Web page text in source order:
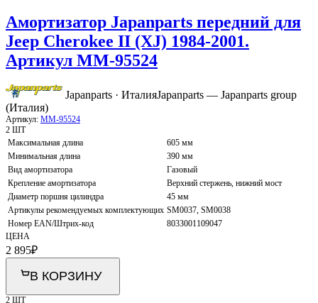
Амортизатор Japanparts передний для
Jeep Cherokee II (XJ) 1984-2001.
Артикул MM-95524
Japanparts · ИталияJapanparts — Japanparts group
(Италия)
Артикул: MM-95524
2 ШТ
Максимальная длина
605 мм
Минимальная длина
390 мм
Вид амортизатора
Газовый
Крепление амортизатора
Верхний стержень, нижний мост
Диаметр поршня цилиндра
45 мм
Артикулы рекомендуемых комплектующих SM0037, SM0038
Номер EAN/Штрих-код
8033001109047
ЦЕНА
2 895₽
В КОРЗИНУ
2 ШТ